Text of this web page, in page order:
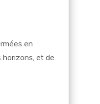
en
horizons, et de